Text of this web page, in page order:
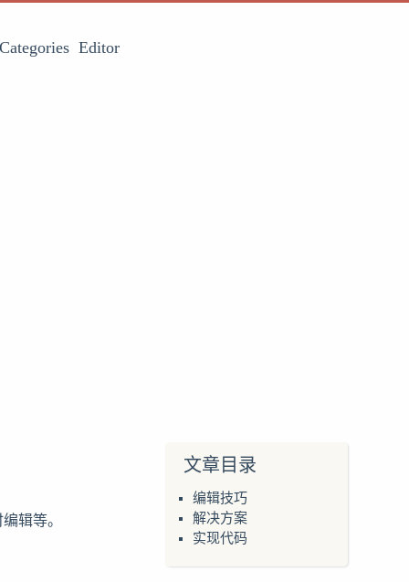
Categories Editor
文章目录
编辑技巧
解决方案
实现代码
辑等。